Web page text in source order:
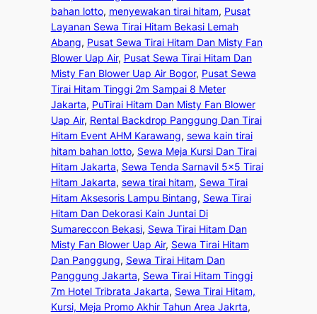
bahan lotto, menyewakan tirai hitam, Pusat
Layanan Sewa Tirai Hitam Bekasi Lemah
Abang, Pusat Sewa Tirai Hitam Dan Misty Fan
Blower Uap Air, Pusat Sewa Tirai Hitam Dan
Misty Fan Blower Uap Air Bogor, Pusat Sewa
Tirai Hitam Tinggi 2m Sampai 8 Meter
Jakarta, PuTirai Hitam Dan Misty Fan Blower
Uap Air, Rental Backdrop Panggung Dan Tirai
Hitam Event AHM Karawang, sewa kain tirai
hitam bahan lotto, Sewa Meja Kursi Dan Tirai
Hitam Jakarta, Sewa Tenda Sarnavil 5×5 Tirai
Hitam Jakarta, sewa tirai hitam, Sewa Tirai
Hitam Aksesoris Lampu Bintang, Sewa Tirai
Hitam Dan Dekorasi Kain Juntai Di
Sumareccon Bekasi, Sewa Tirai Hitam Dan
Misty Fan Blower Uap Air, Sewa Tirai Hitam
Dan Panggung, Sewa Tirai Hitam Dan
Panggung Jakarta, Sewa Tirai Hitam Tinggi
7m Hotel Tribrata Jakarta, Sewa Tirai Hitam,
Kursi, Meja Promo Akhir Tahun Area Jakrta